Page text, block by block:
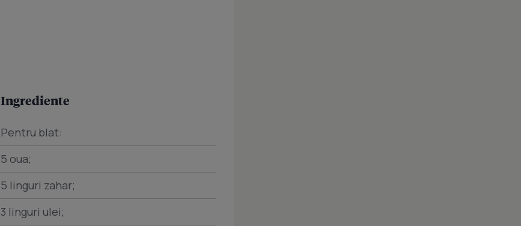
Ingrediente
Pentru blat:
5 oua;
5 linguri zahar;
3 linguri ulei;